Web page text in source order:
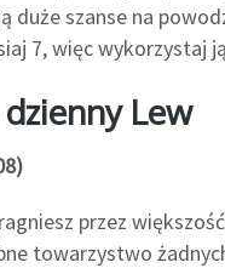
duże szanse na
7, więc wykorzystaj
Lew
przez
towarzystwo